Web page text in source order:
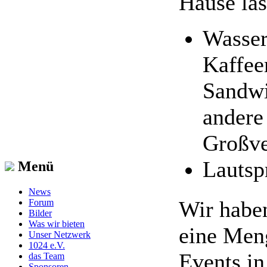
Menü
News
Forum
Bilder
Was wir bieten
Unser Netzwerk
1024 e.V.
das Team
andere
Wir
eine
Events